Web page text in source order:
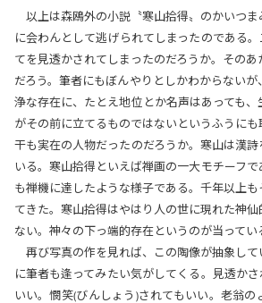
以上は森鴎外の小説〝寒山拾得〟のかいつま
に会わんとして逃げられてしまったのである
てを見透かされてしまったのだろうか。その
だろう。筆者にもぼんやりとしかわからない
浄な存在に、たとえ地位とか名声はあっても
がその前に立てるものではないというふうに
干も実在の人物だったのだろうか。寒山は漢
いる。寒山拾得といえば禅画の一大モチーフ
も禅機に達したような様子である。千年以上
てきた。寒山拾得はやはり人の世に現れた神
ない。神々の下っ端的存在というのが当ってい
再び写真の作を見れば、この陶像が抽象して
に筆者も逢ってみたい気がしてくる。見透か
いい。憫笑(びんしょう)されてもいい。老翁の